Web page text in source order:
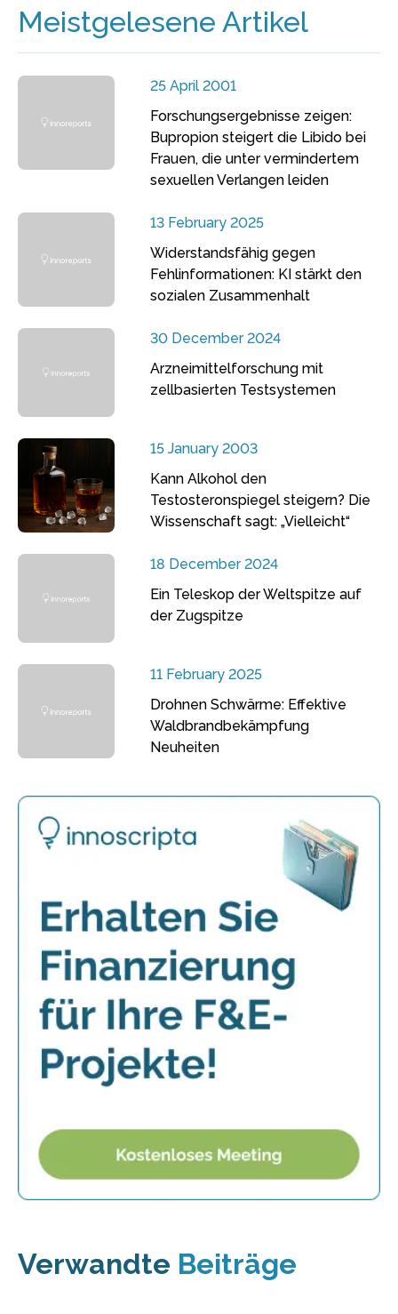
Meistgelesene Artikel
25 April 2001
Forschungsergebnisse zeigen:
Bupropion steigert die Libido bei
Frauen, die unter vermindertem
sexuellen Verlangen leiden
13 February 2025
Widerstandsfähig gegen
Fehlinformationen: KI stärkt den
sozialen Zusammenhalt
30 December 2024
Arzneimittelforschung mit
zellbasierten Testsystemen
15 January 2003
Kann Alkohol den
Testosteronspiegel steigern? Die
Wissenschaft sagt: „Vielleicht“
18 December 2024
Ein Teleskop der Weltspitze auf
der Zugspitze
11 February 2025
Drohnen Schwärme: Effektive
Waldbrandbekämpfung
Neuheiten
Verwandte Beiträge